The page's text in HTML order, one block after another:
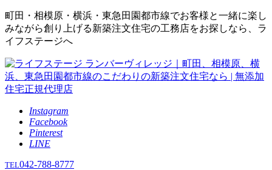
町田・相模原・横浜・東急田園都市線でお客様と一緒に楽し
みながら創り上げる新築注文住宅の工務店をお探しなら、ラ
イフステージへ
Instagram
Facebook
Pinterest
LINE
TEL042-788-8777